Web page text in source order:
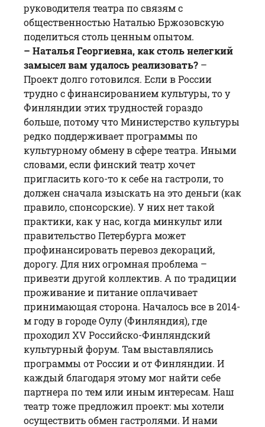
руководителя театра по связям с
общественностью Наталью Бржозовскую
поделиться столь ценным опытом.
– Наталья Георгиевна, как столь нелегкий
замысел вам удалось реализовать? –
Проект долго готовился. Если в России
трудно с финансированием культуры, то у
Финляндии этих трудностей гораздо
больше, потому что Министерство культуры
редко поддерживает программы по
культурному обмену в сфере театра. Иными
словами, если финский театр хочет
пригласить кого-то к себе на гастроли, то
должен сначала изыскать на это деньги (как
правило, спонсорские). У них нет такой
практики, как у нас, когда минкульт или
правительство Петербурга может
профинансировать перевоз декораций,
дорогу. Для них огромная проблема –
привезти другой коллектив. А по традиции
проживание и питание оплачивает
принимающая сторона. Началось все в 2014-
м году в городе Оулу (Финляндия), где
проходил XV Российско-Финляндский
культурный форум. Там выставлялись
программы от России и от Финляндии. И
каждый благодаря этому мог найти себе
партнера по тем или иным интересам. Наш
театр тоже предложил проект: мы хотели
осуществить обмен гастролями. И нами